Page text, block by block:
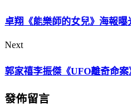
卓翔《能樂師的女兒》海報曝
Next
郭家禧李振傑《UFO離奇命
發佈留言